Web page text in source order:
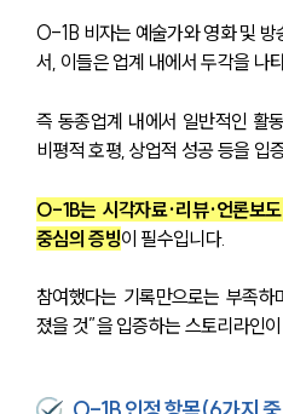
O-1B 비자는 예술가와 영화 및
서, 이들은 업계 내에서 두각을 나
즉 동종업계 내에서 일반적인 활
비평적 호평, 상업적 성공 등을 입
O-1B는 시각자료·리뷰·언론보
중심의 증빙이 필수입니다.
참여했다는 기록만으로는 부족
졌을 것”을 입증하는 스토리라인